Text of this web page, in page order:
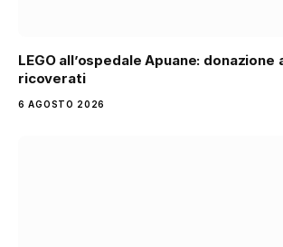
LEGO all’ospedale Apuane: donazione
ricoverati
6 AGOSTO 2026